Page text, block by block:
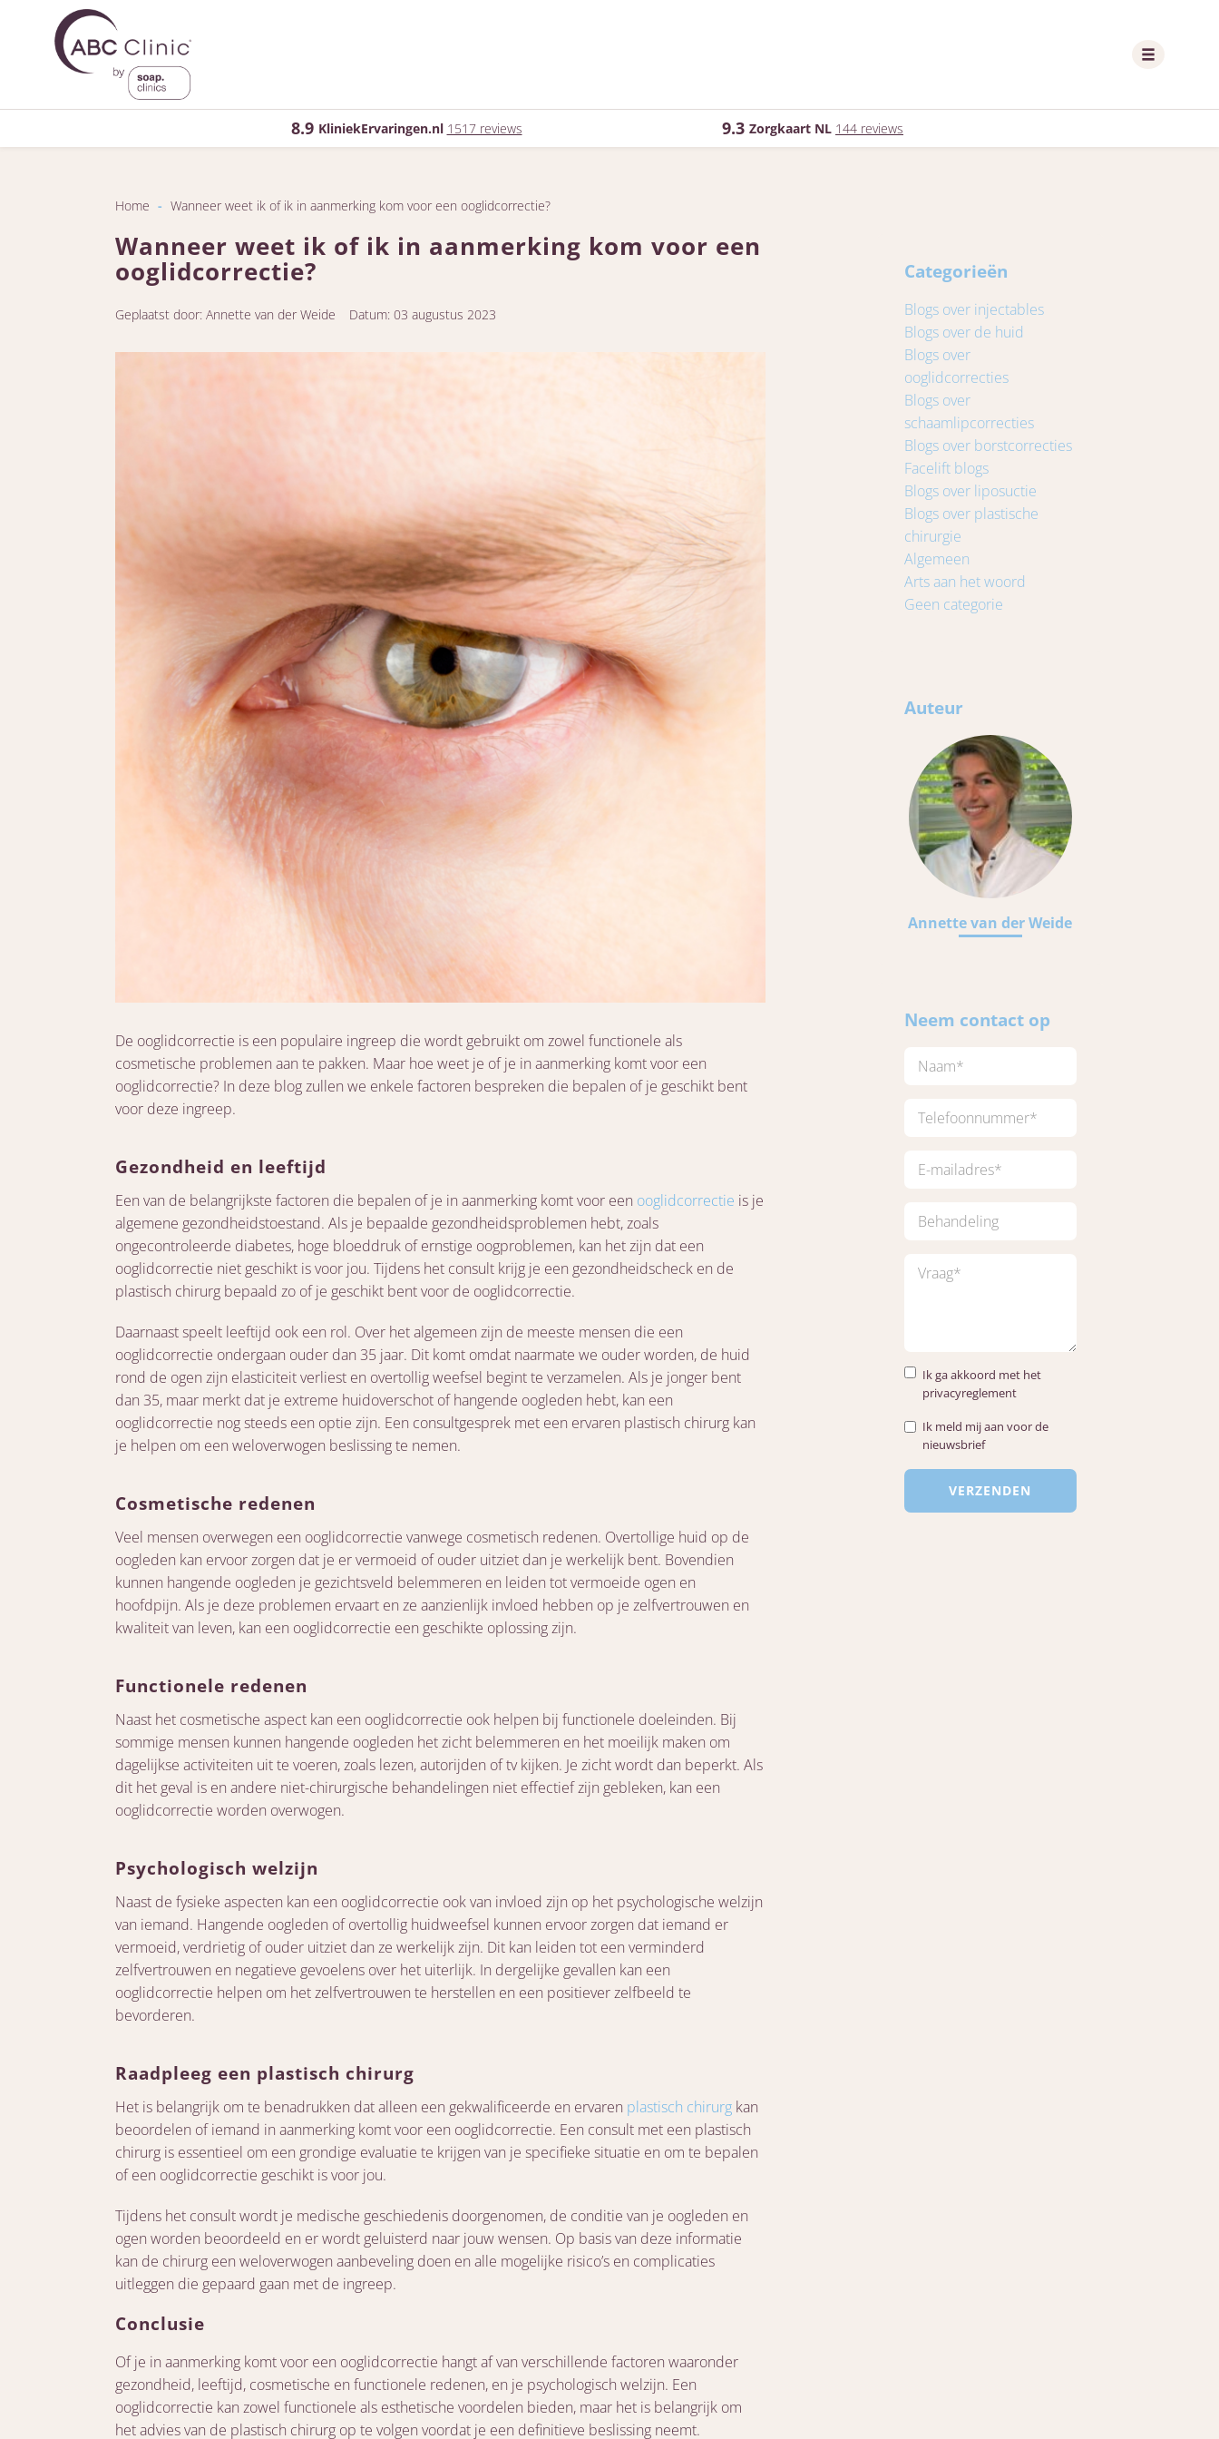
8.9 KliniekErvaringen.nl 1517 reviews 9.3 Zorgkaart NL 144 reviews
Home - Wanneer weet ik of ik in aanmerking kom voor een ooglidcorrectie?
Wanneer weet ik of ik in aanmerking kom voor een
ooglidcorrectie?
Geplaatst door: Annette van der Weide Datum: 03 augustus 2023
De ooglidcorrectie is een populaire ingreep die wordt gebruikt om zowel functionele als
cosmetische problemen aan te pakken. Maar hoe weet je of je in aanmerking komt voor een
ooglidcorrectie? In deze blog zullen we enkele factoren bespreken die bepalen of je geschikt bent
voor deze ingreep.
Gezondheid en leeftijd
Een van de belangrijkste factoren die bepalen of je in aanmerking komt voor een ooglidcorrectie is je
algemene gezondheidstoestand. Als je bepaalde gezondheidsproblemen hebt, zoals
ongecontroleerde diabetes, hoge bloeddruk of ernstige oogproblemen, kan het zijn dat een
ooglidcorrectie niet geschikt is voor jou. Tijdens het consult krijg je een gezondheidscheck en de
plastisch chirurg bepaald zo of je geschikt bent voor de ooglidcorrectie.
Daarnaast speelt leeftijd ook een rol. Over het algemeen zijn de meeste mensen die een
ooglidcorrectie ondergaan ouder dan 35 jaar. Dit komt omdat naarmate we ouder worden, de huid
rond de ogen zijn elasticiteit verliest en overtollig weefsel begint te verzamelen. Als je jonger bent
dan 35, maar merkt dat je extreme huidoverschot of hangende oogleden hebt, kan een
ooglidcorrectie nog steeds een optie zijn. Een consultgesprek met een ervaren plastisch chirurg kan
je helpen om een weloverwogen beslissing te nemen.
Cosmetische redenen
Veel mensen overwegen een ooglidcorrectie vanwege cosmetisch redenen. Overtollige huid op de
oogleden kan ervoor zorgen dat je er vermoeid of ouder uitziet dan je werkelijk bent. Bovendien
kunnen hangende oogleden je gezichtsveld belemmeren en leiden tot vermoeide ogen en
hoofdpijn. Als je deze problemen ervaart en ze aanzienlijk invloed hebben op je zelfvertrouwen en
kwaliteit van leven, kan een ooglidcorrectie een geschikte oplossing zijn.
Functionele redenen
Naast het cosmetische aspect kan een ooglidcorrectie ook helpen bij functionele doeleinden. Bij
sommige mensen kunnen hangende oogleden het zicht belemmeren en het moeilijk maken om
dagelijkse activiteiten uit te voeren, zoals lezen, autorijden of tv kijken. Je zicht wordt dan beperkt. Als
dit het geval is en andere niet-chirurgische behandelingen niet effectief zijn gebleken, kan een
ooglidcorrectie worden overwogen.
Psychologisch welzijn
Naast de fysieke aspecten kan een ooglidcorrectie ook van invloed zijn op het psychologische welzijn
van iemand. Hangende oogleden of overtollig huidweefsel kunnen ervoor zorgen dat iemand er
vermoeid, verdrietig of ouder uitziet dan ze werkelijk zijn. Dit kan leiden tot een verminderd
zelfvertrouwen en negatieve gevoelens over het uiterlijk. In dergelijke gevallen kan een
ooglidcorrectie helpen om het zelfvertrouwen te herstellen en een positiever zelfbeeld te
bevorderen.
Raadpleeg een plastisch chirurg
Het is belangrijk om te benadrukken dat alleen een gekwalificeerde en ervaren plastisch chirurg kan
beoordelen of iemand in aanmerking komt voor een ooglidcorrectie. Een consult met een plastisch
chirurg is essentieel om een grondige evaluatie te krijgen van je specifieke situatie en om te bepalen
of een ooglidcorrectie geschikt is voor jou.
Tijdens het consult wordt je medische geschiedenis doorgenomen, de conditie van je oogleden en
ogen worden beoordeeld en er wordt geluisterd naar jouw wensen. Op basis van deze informatie
kan de chirurg een weloverwogen aanbeveling doen en alle mogelijke risico’s en complicaties
uitleggen die gepaard gaan met de ingreep.
Conclusie
Of je in aanmerking komt voor een ooglidcorrectie hangt af van verschillende factoren waaronder
gezondheid, leeftijd, cosmetische en functionele redenen, en je psychologisch welzijn. Een
ooglidcorrectie kan zowel functionele als esthetische voordelen bieden, maar het is belangrijk om
het advies van de plastisch chirurg op te volgen voordat je een definitieve beslissing neemt.
Categorieën
Blogs over injectables
Blogs over de huid
Blogs over
ooglidcorrecties
Blogs over
schaamlipcorrecties
Blogs over borstcorrecties
Facelift blogs
Blogs over liposuctie
Blogs over plastische
chirurgie
Algemeen
Arts aan het woord
Geen categorie
Auteur
Annette van der Weide
Neem contact op
Ik ga akkoord met het
privacyreglement
Ik meld mij aan voor de
nieuwsbrief